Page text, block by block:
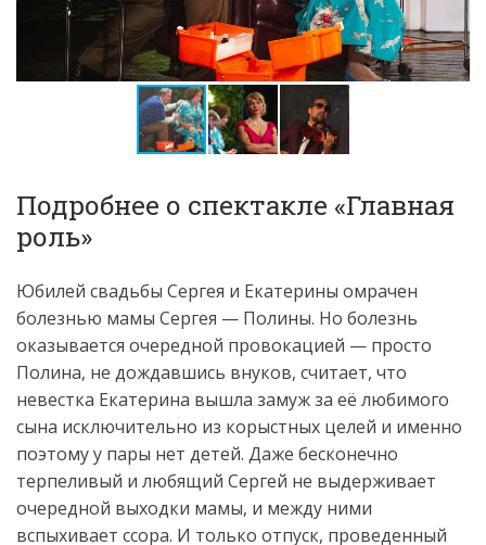
Подробнее о спектакле «Главная
роль»
Юбилей свадьбы Сергея и Екатерины омрачен
болезнью мамы Сергея — Полины. Но болезнь
оказывается очередной провокацией — просто
Полина, не дождавшись внуков, считает, что
невестка Екатерина вышла замуж за её любимого
сына исключительно из корыстных целей и именно
поэтому у пары нет детей. Даже бесконечно
терпеливый и любящий Сергей не выдерживает
очередной выходки мамы, и между ними
вспыхивает ссора. И только отпуск, проведенный